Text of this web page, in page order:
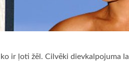
ir ļoti žēl. Cilvēki dievkalpojuma